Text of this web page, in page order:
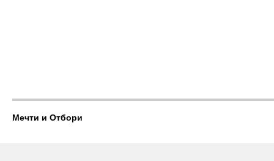
Мечти и Отбори